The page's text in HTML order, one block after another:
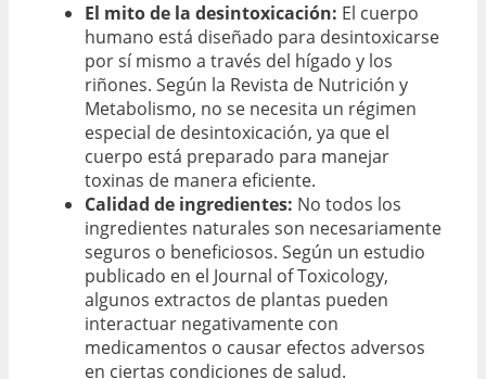
El mito de la desintoxicación: El cuerpo
humano está diseñado para desintoxicarse
por sí mismo a través del hígado y los
riñones. Según la Revista de Nutrición y
Metabolismo, no se necesita un régimen
especial de desintoxicación, ya que el
cuerpo está preparado para manejar
toxinas de manera eficiente.
Calidad de ingredientes: No todos los
ingredientes naturales son necesariamente
seguros o beneficiosos. Según un estudio
publicado en el Journal of Toxicology,
algunos extractos de plantas pueden
interactuar negativamente con
medicamentos o causar efectos adversos
en ciertas condiciones de salud.